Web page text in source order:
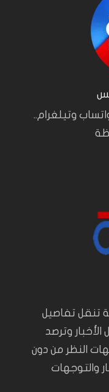
وتيلغرام..
تنقل تفاصيل
وترصد
النظر من دون
والتوجهات